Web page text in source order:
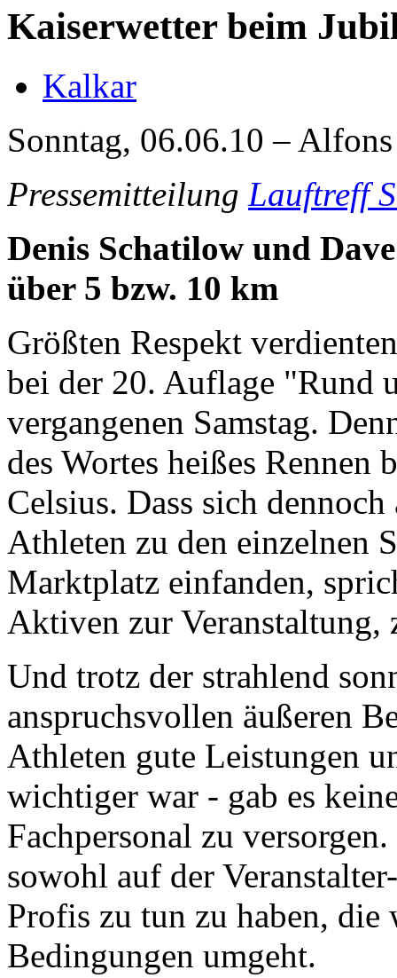
Kaiserwetter beim
Kalkar
Sonntag, 06.06.10 –
Pressemitteilung Lauftreff
Denis Schatilow und
über 5 bzw. 10 km
Größten Respekt
bei der 20. Auflage "Rund
vergangenen Samstag.
des Wortes heißes Rennen
Celsius. Dass sich
Athleten zu den einzelnen
Marktplatz einfanden,
Aktiven zur Veranstaltung,
Und trotz der strahlend
anspruchsvollen äußeren
Athleten gute Leistungen
wichtiger war - gab es
Fachpersonal zu
sowohl auf der
Profis zu tun zu haben, die
Bedingungen umgeht.